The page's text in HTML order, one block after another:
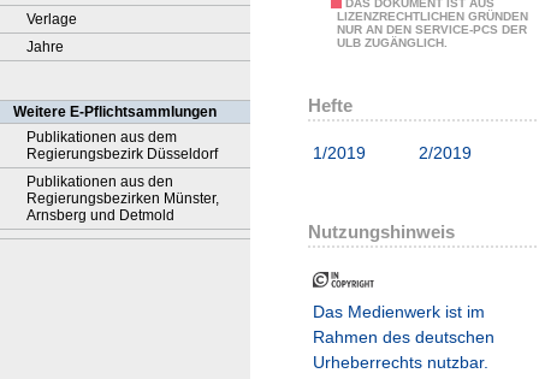
Verlage
Jahre
Weitere E-Pflichtsammlungen
Publikationen aus dem
Regierungsbezirk Düsseldorf
Publikationen aus den
Regierungsbezirken Münster,
Arnsberg und Detmold
DAS DOKUMENT IST AUS
LIZENZRECHTLICHEN GRÜNDEN
NUR AN DEN SERVICE-PCS DER
ULB ZUGÄNGLICH.
Hefte
1/2019 2/2019
Nutzungshinweis
Das Medienwerk ist im
Rahmen des deutschen
Urheberrechts nutzbar.